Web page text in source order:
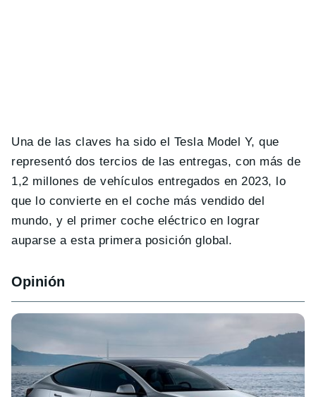
Una de las claves ha sido el Tesla Model Y, que
representó dos tercios de las entregas, con más de
1,2 millones de vehículos entregados en 2023, lo
que lo convierte en el coche más vendido del
mundo, y el primer coche eléctrico en lograr
auparse a esta primera posición global.
Opinión